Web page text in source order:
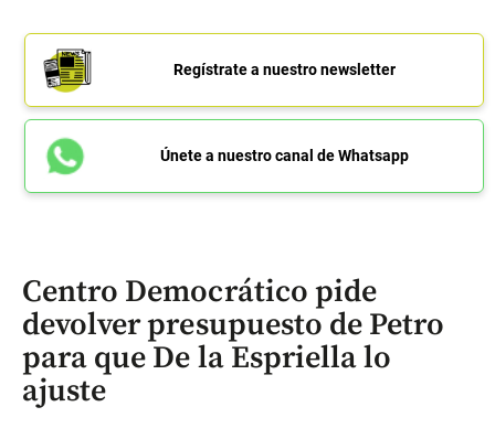
Regístrate a nuestro newsletter
Únete a nuestro canal de Whatsapp
Centro Democrático pide
devolver presupuesto de Petro
para que De la Espriella lo
ajuste